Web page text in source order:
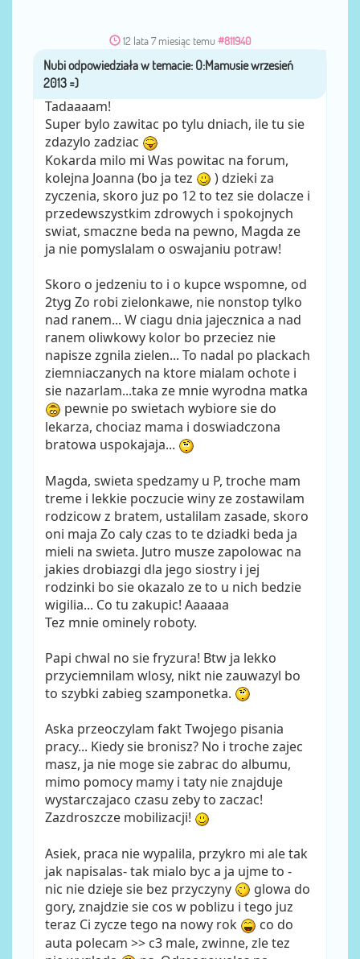
12 lata 7 miesiąc temu #811940
przezNubi
Tadaaaam!
Super bylo zawitac po tylu dniach, ile tu sie
zdazylo zadziac
Kokarda milo mi Was powitac na forum,
kolejna Joanna (bo ja tez
) dzieki za
zyczenia, skoro juz po 12 to tez sie dolacze i
przedewszystkim zdrowych i spokojnych
swiat, smaczne beda na pewno, Magda ze
ja nie pomyslalam o oswajaniu potraw!
Skoro o jedzeniu to i o kupce wspomne, od
2tyg Zo robi zielonkawe, nie nonstop tylko
nad ranem... W ciagu dnia jajecznica a nad
ranem oliwkowy kolor bo przeciez nie
napisze zgnila zielen... To nadal po plackach
ziemniaczanych na ktore mialam ochote i
sie nazarlam...taka ze mnie wyrodna matka
pewnie po swietach wybiore sie do
lekarza, chociaz mama i doswiadczona
bratowa uspokajaja...
Magda, swieta spedzamy u P, troche mam
treme i lekkie poczucie winy ze zostawilam
rodzicow z bratem, ustalilam zasade, skoro
oni maja Zo caly czas to te dziadki beda ja
mieli na swieta. Jutro musze zapolowac na
jakies drobiazgi dla jego siostry i jej
rodzinki bo sie okazalo ze to u nich bedzie
wigilia... Co tu zakupic! Aaaaaa
Tez mnie ominely roboty.
Papi chwal no sie fryzura! Btw ja lekko
przyciemnilam wlosy, nikt nie zauwazyl bo
to szybki zabieg szamponetka.
Aska przeoczylam fakt Twojego pisania
pracy... Kiedy sie bronisz? No i troche zajec
masz, ja nie moge sie zabrac do albumu,
mimo pomocy mamy i taty nie znajduje
wystarczajaco czasu zeby to zaczac!
Zazdroszcze mobilizacji!
Asiek, praca nie wypalila, przykro mi ale tak
jak napisalas- tak mialo byc a ja ujme to -
nic nie dzieje sie bez przyczyny
glowa do
gory, znajdzie sie cos w poblizu i tego juz
teraz Ci zycze tego na nowy rok
co do
auta polecam >> c3 male, zwinne, zle tez